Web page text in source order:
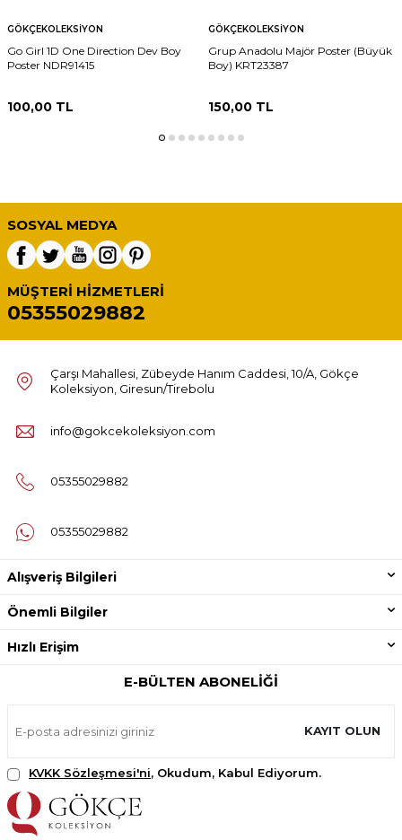
GÖKÇEKOLEKSIYON
Go Girl 1D One Direction Dev Boy
Poster NDR91415
100,00 TL
GÖKÇEKOLEKSIYON
Grup Anadolu Majör Poster (Büyük
Boy) KRT23387
150,00TL
SOSYAL MEDYA
MÜŞTERI HIZMETLERI
05355029882
Çarşı Mahallesi, Zübeyde Hanım Caddesi, 10/A, Gökçe
Koleksiyon, Giresun/Tirebolu
info@gokcekoleksiyon.com
05355029882
05355029882
Alışveriş Bilgileri
Önemli Bilgiler
Hızlı Erişim
E-BÜLTEN ABONELIĞI
KAYIT OLUN
KVKK Sözleşmesi'ni, Okudum, Kabul Ediyorum.